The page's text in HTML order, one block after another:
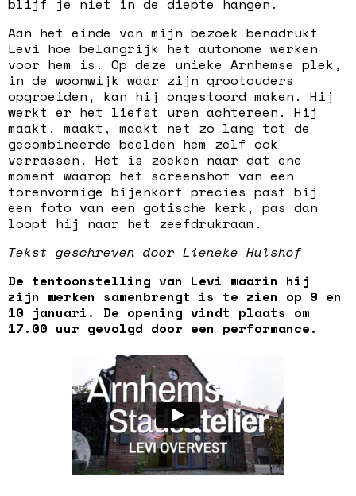
blijf je niet in de diepte hangen.
Aan het einde van mijn bezoek benadrukt
Levi hoe belangrijk het autonome werken
voor hem is. Op deze unieke Arnhemse plek,
in de woonwijk waar zijn grootouders
opgroeiden, kan hij ongestoord maken. Hij
werkt er het liefst uren achtereen. Hij
maakt, maakt, maakt net zo lang tot de
gecombineerde beelden hem zelf ook
verrassen. Het is zoeken naar dat ene
moment waarop het screenshot van een
torenvormige bijenkorf precies past bij
een foto van een gotische kerk, pas dan
loopt hij naar het zeefdrukraam.
Tekst geschreven door Lieneke Hulshof
De tentoonstelling van Levi waarin hij
zijn werken samenbrengt is te zien op 9 en
10 januari. De opening vindt plaats om
17.00 uur gevolgd door een performance.